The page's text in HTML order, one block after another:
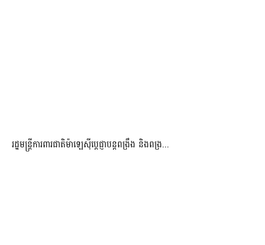
រដ្ឋមន្ត្រីការពារជាតិម៉ាឡេស៊ីប្ដេជ្ញាបន្តពង្រឹង និងពង្រ...